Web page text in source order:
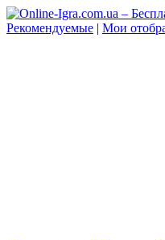
Рекомендуемые | Мои